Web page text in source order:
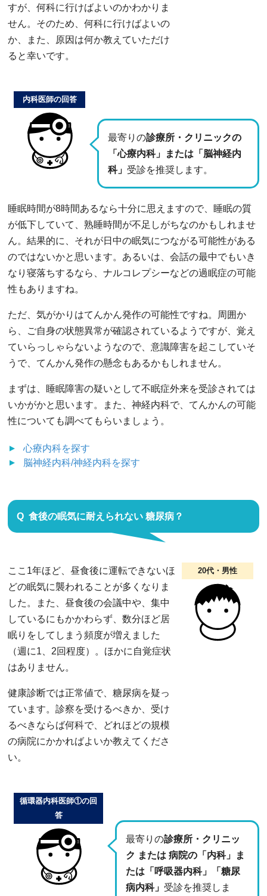
すが、何科に行けばよいのかわかりま
せん。そのため、何科に行けばよいの
か、また、原因は何か教えていただけ
ると幸いです。
最寄りの診療所・クリニックの
「心療内科」または「脳神経内
科」 受診を推奨します。
内科医師の回答
睡眠時間が8時間あるなら十分に思えますので、睡眠の質
が低下していて、熟睡時間が不足しがちなのかもしれませ
ん。結果的に、それが日中の眠気につながる可能性がある
のではないかと思います。あるいは、会話の最中でもいき
なり寝落ちするなら、ナルコレプシーなどの過眠症の可能
性もありますね。
ただ、気がかりはてんかん発作の可能性ですね。周囲か
ら、ご自身の状態異常が確認されているようですが、覚え
ていらっしゃらないようなので、意識障害を起こしていそ
うで、てんかん発作の懸念もあるかもしれません。
まずは、睡眠障害の疑いとして不眠症外来を受診されては
いかがかと思います。また、神経内科で、てんかんの可能
性についても調べてもらいましょう。
心療内科を探す
脳神経内科/神経内科を探す
食後の眠気に耐えられない 糖尿病？
20代・男性
ここ1年ほど、昼食後に運転できないほ
どの眠気に襲われることが多くなりま
した。また、昼食後の会議中や、集中
しているにもかかわらず、数分ほど居
眠りをしてしまう頻度が増えました
（週に1、2回程度）。ほかに自覚症状
はありません。
健康診断では正常値で、糖尿病を疑っ
ています。診察を受けるべきか、受け
るべきならば何科で、どれほどの規模
の病院にかかればよいか教えてくださ
い。
最寄りの診療所・クリニッ
ク または 病院の「内科」ま
たは「呼吸器内科」「糖尿
病内科」 受診を推奨しま
循環器内科医師①の回
答